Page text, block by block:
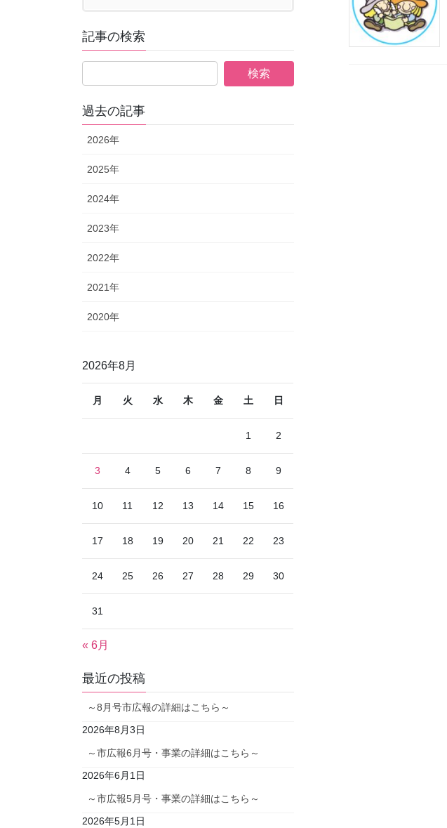
記事の検索
過去の記事
2026年
2025年
2024年
2023年
2022年
2021年
2020年
2026年8月
月 火 水 木 金 土 日
1 2
3 4 5 6 7 8 9
10 11 12 13 14 15 16
17 18 19 20 21 22 23
24 25 26 27 28 29 30
31
« 6月
最近の投稿
～8月号市広報の詳細はこちら～
2026年8月3日
～市広報6月号・事業の詳細はこちら～
2026年6月1日
～市広報5月号・事業の詳細はこちら～
2026年5月1日